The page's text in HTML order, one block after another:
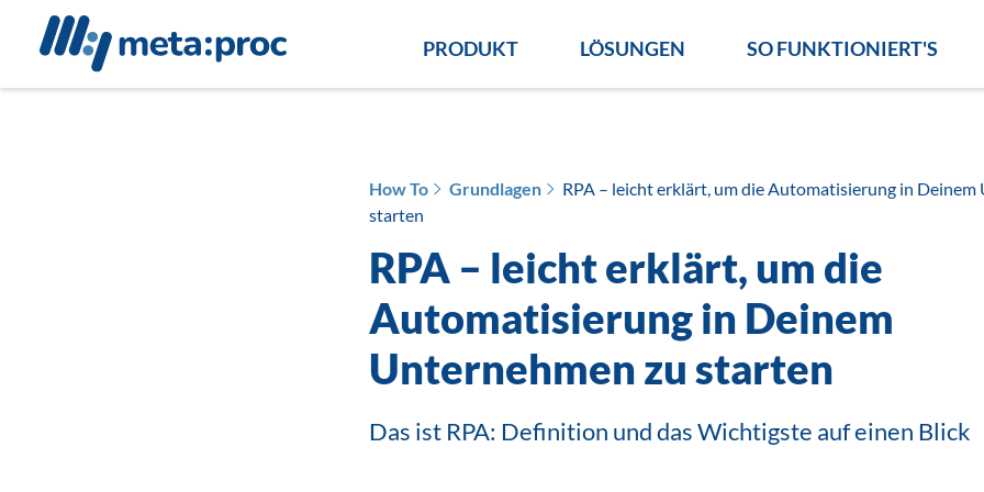
PRODUKT LÖSUNGEN SO FUNKTIONIERT'S
How To Grundlagen
RPA – leicht erklärt, um die Automatisierung in Deinem
starten
RPA – leicht erklärt, um die
Automatisierung in Deinem
Unternehmen zu starten
Das ist RPA: Definition und das Wichtigste auf einen Blick